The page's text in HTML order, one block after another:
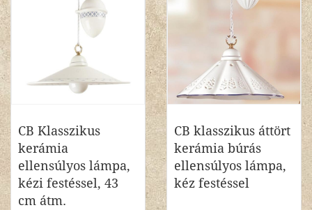
CB Klasszikus
kerámia
ellensúlyos lámpa,
kézi festéssel, 43
cm átm.
CB klasszikus áttört
kerámia búrás
ellensúlyos lámpa,
kéz festéssel